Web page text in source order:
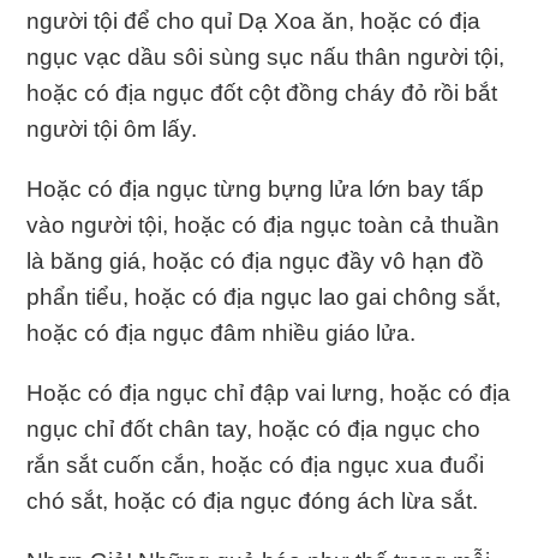
người tội để cho quỉ Dạ Xoa ăn, hoặc có địa
ngục vạc dầu sôi sùng sục nấu thân người tội,
hoặc có địa ngục đốt cột đồng cháy đỏ rồi bắt
người tội ôm lấy.
Hoặc có địa ngục từng bựng lửa lớn bay tấp
vào người tội, hoặc có địa ngục toàn cả thuần
là băng giá, hoặc có địa ngục đầy vô hạn đồ
phẩn tiểu, hoặc có địa ngục lao gai chông sắt,
hoặc có địa ngục đâm nhiều giáo lửa.
Hoặc có địa ngục chỉ đập vai lưng, hoặc có địa
ngục chỉ đốt chân tay, hoặc có địa ngục cho
rắn sắt cuốn cắn, hoặc có địa ngục xua đuổi
chó sắt, hoặc có địa ngục đóng ách lừa sắt.